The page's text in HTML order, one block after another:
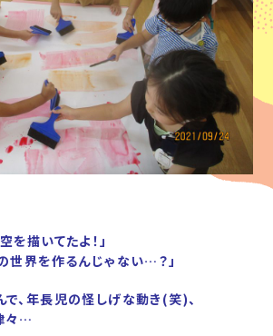
を描いてたよ！」
世界を作るんじゃない…？」
、年長児の怪しげな動き(笑)、
々…